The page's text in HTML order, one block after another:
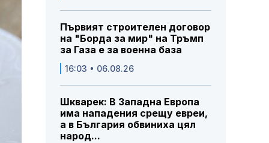
Първият строителен договор
на "Борда за мир" на Тръмп
за Газа е за военна база
16:03 • 06.08.26
Шкварек: В Западна Европа
има нападения срещу евреи,
а в България обвиниха цял
народ...